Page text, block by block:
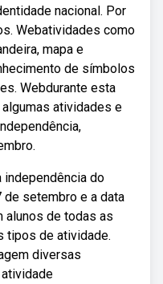
nacional. Por
Webatividades como
mapa e
de símbolos
Webdurante esta
atividades e
independência do
de setembro e a data
alunos de todas as
tipos de atividade.
diversas